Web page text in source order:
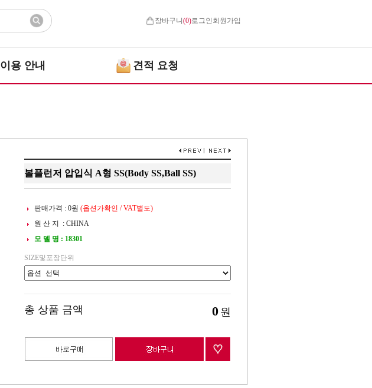
장바구니(0)로그인 회원가입
이용 안내 견적 요청
볼플런저 압입식 A형 SS(Body SS,Ball SS)
판매가격 : 0원 (옵션가확인 / VAT별도)
원 산 지 : CHINA
모 델 명 : 18301
SIZE및포장단위
총 상품 금액 0 원